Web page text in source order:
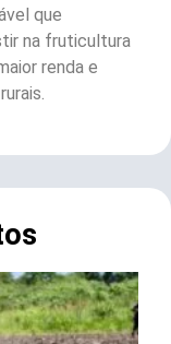
que
na fruticultura
renda e